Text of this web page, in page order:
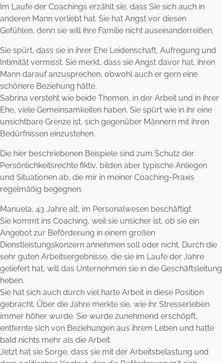
Im Laufe der Coachings erzählt sie, dass Sie sich auch in
anderen Mann verliebt hat. Sie hat Angst vor diesen
Gefühlen, denn sie will ihre Familie nicht auseinanderreißen.
Sie spürt, dass sie in ihrer Ehe Leidenschaft, Aufregung und
Intimität vermisst. Sie merkt, dass sie Angst davor hat, ihren
Mann darauf anzusprechen, obwohl auch er gern eine
schönere Beziehung hätte.
Sabrina versteht wie beide Themen, in der Arbeit und in ihrer
Ehe, viele Gemeinsamkeiten haben. Sie spürt wie in ihr eine
unsichtbare Grenze ist, sich gegenüber Männern mit ihren
Bedürfnissen einzustehen.
Die hier beschriebenen Beispiele sind zum Schutz der
Persönlichkeitsrechte fiktiv, bilden aber typische Anliegen
und Situationen ab, die mir in meiner Coaching-Praxis
regelmäßig begegnen.
Manuela, 43 Jahre alt, im Personalwesen beschäftigt
Sie kommt ins Coaching, weil sie unsicher ist, ob sie ein
Angebot zur Beförderung in einem großen
Dienstleistungskonzern annehmen soll oder nicht. Durch die
sehr guten Arbeitsergebnisse, die sie im Laufe der Jahre
geliefert hat, will das Unternehmen sie in die Geschäftsleitung
heben.
Sie hat sich auch durch viel harte Arbeit in diese Position
gebracht. Über die Jahre merkte sie, wie ihr Stresserleben
immer höher wurde. Sie wurde zunehmend erschöpft,
entfernte sich von Beziehungen aus ihrem Leben und hatte
bald nichts mehr als die Arbeit.
Jetzt hat sie Sorge, dass sie mit der Arbeitsbelastung und